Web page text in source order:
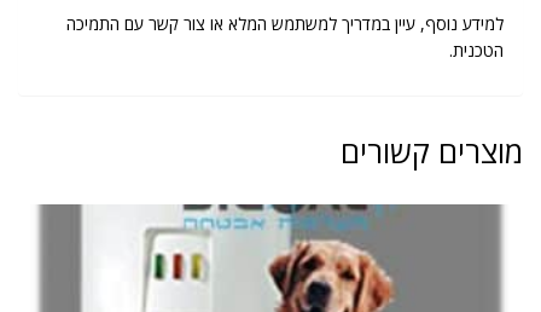
למידע נוסף, עיין במדריך למשתמש המלא או צור קשר עם התמיכה
הטכנית.
מוצרים קשורים